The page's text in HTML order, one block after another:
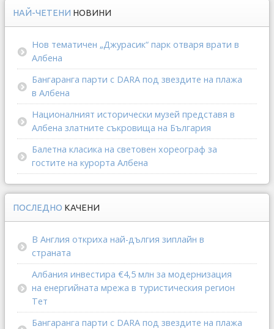
НАЙ-ЧЕТЕНИ НОВИНИ
Нов тематичен „Джурасик“ парк отваря врати в
Албена
Бангаранга парти с DARA под звездите на плажа
в Албена
Националният исторически музей представя в
Албена златните съкровища на България
Балетна класика на световен хореограф за
гостите на курорта Албена
ПОСЛЕДНО КАЧЕНИ
В Англия откриха най-дългия зиплайн в
страната
Албания инвестира €4,5 млн за модернизация
на енергийната мрежа в туристическия регион
Тет
Бангаранга парти с DARA под звездите на плажа